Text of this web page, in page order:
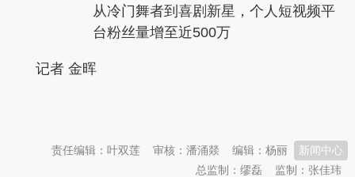
从冷门舞者到喜剧新星，个人短视频平
台粉丝量增至近500万
记者 金晖
新闻中心
编辑：杨丽
审核：潘涌燚
责任编辑：叶双莲
监制：张佳玮
总监制：缪磊